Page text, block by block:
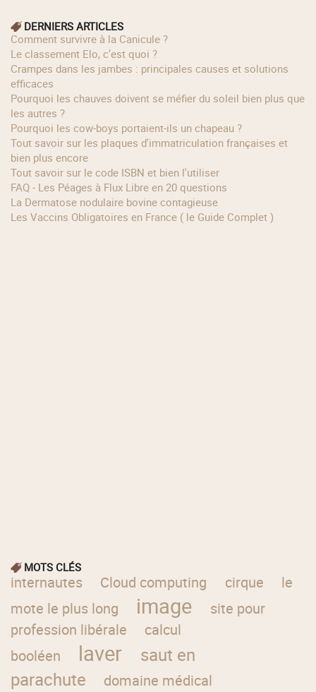
DERNIERS ARTICLES
Comment survivre à la Canicule ?
Le classement Elo, c’est quoi ?
Crampes dans les jambes : principales causes et solutions
efficaces
Pourquoi les chauves doivent se méfier du soleil bien plus que
les autres ?
Pourquoi les cow‑boys portaient‑ils un chapeau ?
Tout savoir sur les plaques d'immatriculation françaises et
bien plus encore
Tout savoir sur le code ISBN et bien l'utiliser
FAQ - Les Péages à Flux Libre en 20 questions
La Dermatose nodulaire bovine contagieuse
Les Vaccins Obligatoires en France ( le Guide Complet )
MOTS CLÉS
internautes Cloud computing cirque
le
mote le plus long
image
site pour
profession libérale
calcul
booléen
laver
saut en
parachute
domaine médical